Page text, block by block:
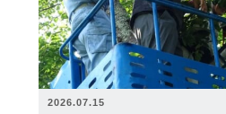
2026.07.15